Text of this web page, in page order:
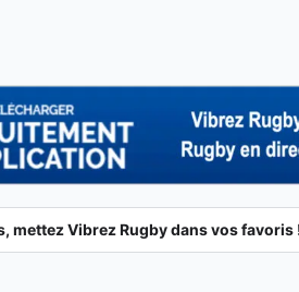
mettez Vibrez Rugby dans vos favoris